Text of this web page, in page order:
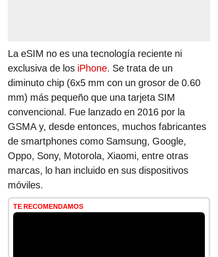
La eSIM no es una tecnología reciente ni
exclusiva de los iPhone. Se trata de un
diminuto chip (6x5 mm con un grosor de 0.60
mm) más pequeño que una tarjeta SIM
convencional. Fue lanzado en 2016 por la
GSMA y, desde entonces, muchos fabricantes
de smartphones como Samsung, Google,
Oppo, Sony, Motorola, Xiaomi, entre otras
marcas, lo han incluido en sus dispositivos
móviles.
TE RECOMENDAMOS